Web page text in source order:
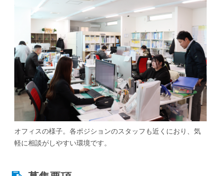
オフィスの様子。各ポジションのスタッフも近くにおり、気
軽に相談がしやすい環境です。